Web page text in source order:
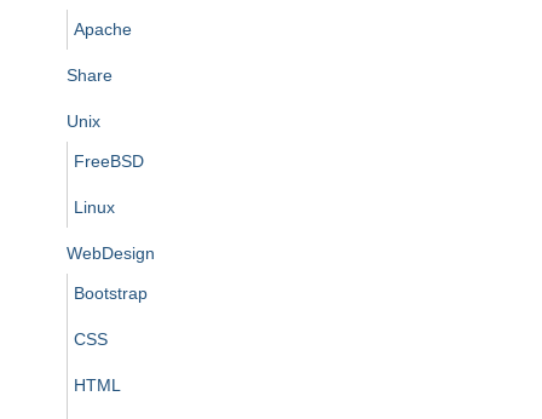
Apache
Share
Unix
FreeBSD
Linux
WebDesign
Bootstrap
CSS
HTML